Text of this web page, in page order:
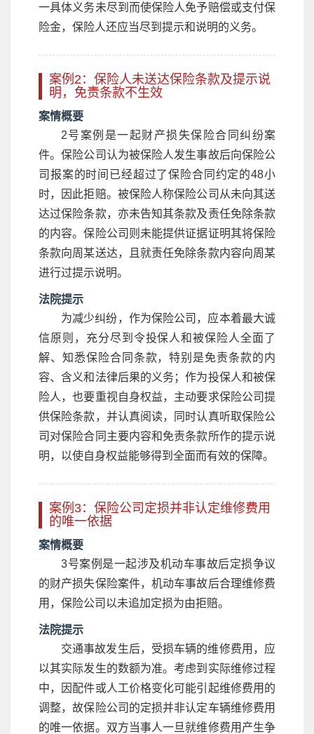
一具体义务未尽到而使保险人免予赔偿或支付保
险金，保险人还应当尽到提示和说明的义务。
案例2：保险人未送达保险条款及提示说
明，免责条款不生效
案情概要
2号案例是一起财产损失保险合同纠纷案
件。保险公司认为被保险人发生事故后向保险公
司报案的时间已经超过了保险合同约定的48小
时，因此拒赔。被保险人称保险公司从未向其送
达过保险条款，亦未告知其条款及责任免除条款
的内容。保险公司则未能提供证据证明其将保险
条款向周某送达，且就责任免除条款内容向周某
进行过提示说明。
法院提示
为减少纠纷，作为保险公司，应本着最大诚
信原则，充分尽到令投保人和被保险人全面了
解、知悉保险合同条款，特别是免责条款的内
容、含义和法律后果的义务；作为投保人和被保
险人，也要重视自身权益，主动要求保险公司提
供保险条款，并认真阅读，同时认真听取保险公
司对保险合同主要内容和免责条款所作的提示说
明，以使自身权益能够得到全面而有效的保障。
案例3：保险公司定损并非认定维修费用
的唯一依据
案情概要
3号案例是一起涉及机动车事故后定损争议
的财产损失保险案件，机动车事故后合理维修费
用，保险公司以未追加定损为由拒赔。
法院提示
交通事故发生后，受损车辆的维修费用，应
以其实际发生的数额为准。考虑到实际维修过程
中，因配件或人工价格变化可能引起维修费用的
调整，故保险公司的定损并非认定车辆维修费用
的唯一依据。双方当事人一旦就维修费用产生争